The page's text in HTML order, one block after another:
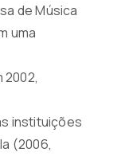
de Música
uma
2002,
instituições
(2006,